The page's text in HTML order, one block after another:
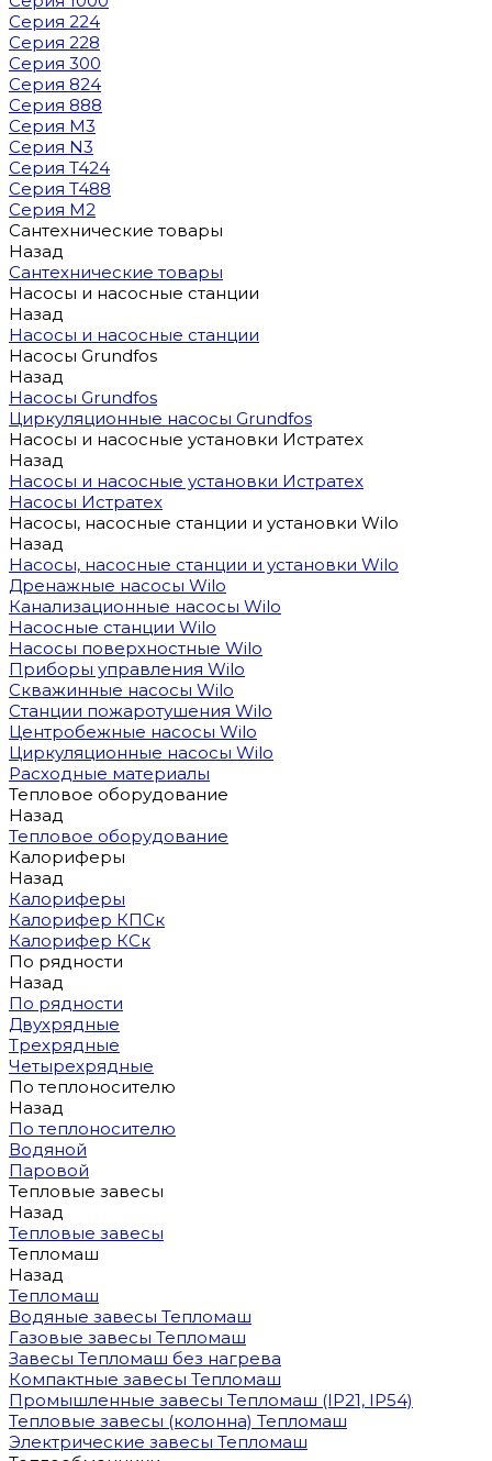
Серия 224
Серия 228
Серия 300
Серия 824
Серия 888
Серия M3
Серия N3
Серия T424
Серия T488
Серия М2
Сантехнические товары
Назад
Сантехнические товары
Насосы и насосные станции
Назад
Насосы и насосные станции
Насосы Grundfos
Назад
Насосы Grundfos
Циркуляционные насосы Grundfos
Насосы и насосные установки Истратех
Назад
Насосы и насосные установки Истратех
Насосы Истратех
Насосы, насосные станции и установки Wilo
Назад
Насосы, насосные станции и установки Wilo
Дренажные насосы Wilo
Канализационные насосы Wilo
Насосные станции Wilo
Насосы поверхностные Wilo
Приборы управления Wilo
Скважинные насосы Wilo
Станции пожаротушения Wilo
Центробежные насосы Wilo
Циркуляционные насосы Wilo
Расходные материалы
Тепловое оборудование
Назад
Тепловое оборудование
Калориферы
Назад
Калориферы
Калорифер КПСк
Калорифер КСк
По рядности
Назад
По рядности
Двухрядные
Трехрядные
Четырехрядные
По теплоносителю
Назад
По теплоносителю
Водяной
Паровой
Тепловые завесы
Назад
Тепловые завесы
Тепломаш
Назад
Тепломаш
Водяные завесы Тепломаш
Газовые завесы Тепломаш
Завесы Тепломаш без нагрева
Компактные завесы Тепломаш
Промышленные завесы Тепломаш (IP21, IP54)
Тепловые завесы (колонна) Тепломаш
Электрические завесы Тепломаш